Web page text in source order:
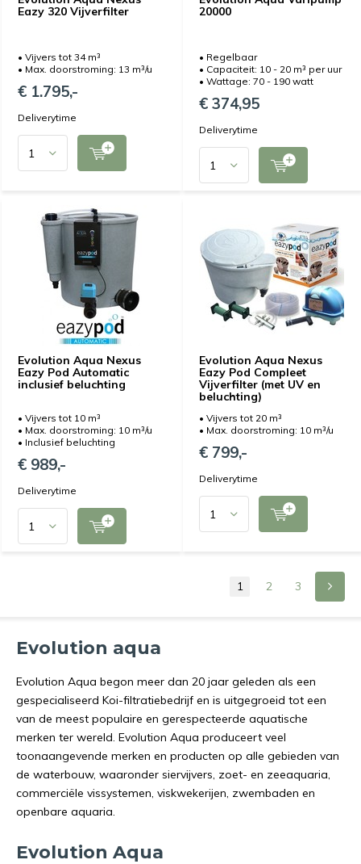
Eazy 320 Vijverfilter
• Vijvers tot 34 m³
• Max. doorstroming: 13 m³/u
€ 1.795,-
Deliverytime
20000
• Regelbaar
• Capaciteit: 10 - 20 m³ per uur
• Wattage: 70 - 190 watt
€ 374,95
Deliverytime
Evolution Aqua Nexus
Eazy Pod Automatic
inclusief beluchting
• Vijvers tot 10 m³
• Max. doorstroming: 10 m³/u
• Inclusief beluchting
€ 989,-
Deliverytime
Evolution Aqua Nexus
Eazy Pod Compleet
Vijverfilter (met UV en
beluchting)
• Vijvers tot 20 m³
• Max. doorstroming: 10 m³/u
€ 799,-
Deliverytime
1 2 3
Evolution aqua
Evolution Aqua begon meer dan 20 jaar geleden als een
gespecialiseerd Koi-filtratiebedrijf en is uitgegroeid tot een
van de meest populaire en gerespecteerde aquatische
merken ter wereld. Evolution Aqua produceert veel
toonaangevende merken en producten op alle gebieden van
de waterbouw, waaronder siervijvers, zoet- en zeeaquaria,
commerciële vissystemen, viskwekerijen, zwembaden en
openbare aquaria.
Evolution Aqua